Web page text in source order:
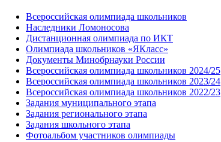
Всероссийская олимпиада школьников
Наследники Ломоносова
Дистанционная олимпиада по ИКТ
Олимпиада школьников «ЯКласс»
Документы Минобрнауки России
Всероссийская олимпиада школьников 2024/25
Всероссийская олимпиада школьников 2023/24
Всероссийская олимпиада школьников 2022/23
Задания муниципального этапа
Задания регионального этапа
Задания школьного этапа
Фотоальбом участников олимпиады